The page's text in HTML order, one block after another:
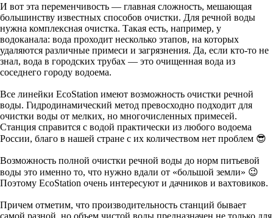
И вот эта переменчивость — главная сложность, мешающая
большинству известных способов очистки. Для речной воды
нужна комплексная очистка. Такая есть, например, у
водоканала: вода проходит несколько этапов, на которых
удаляются различные примеси и загрязнения. Да, если кто-то не
знал, вода в городских трубах — это очищенная вода из
соседнего городу водоема.
Все линейки EcoStation имеют возможность очистки речной
воды. Гидродинамический метод превосходно подходит для
очистки воды от мелких, но многочисленных примесей.
Станция справится с водой практически из любого водоема
России, благо в нашей стране с их количеством нет проблем 😎
Возможность полной очистки речной воды до норм питьевой
воды это именно то, что нужно вдали от «большой земли» 😉
Поэтому EcoStation очень интересуют и дачников и вахтовиков.
Причем отметим, что производительность станций бывает
самой разной, но объем чистой воды предназначен не только для